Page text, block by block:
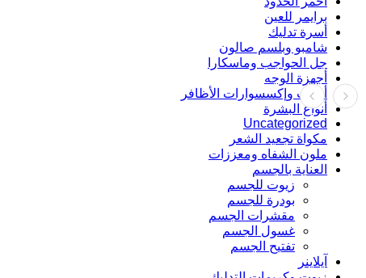
برايمر للعين
أسرة تدليك
شامبو وبلسم صالون
جل الحواجب وماسكارا
أجهزة الوجه
أدوات وإكسسوارات الأظافر
أنواع البشرة
Uncategorized
مكواة تجعيد الشعر
ملون الشفاه ومعززات
العناية بالجسم
زيوت للجسم
بودرة للجسم
مقشرات الجسم
غسول الجسم
تفتيح الجسم
آيلاينر